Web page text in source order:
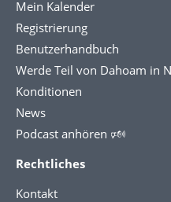
Mein Kalender
Registrierung
Benutzerhandbuch
Werde Teil von Dahoam in
Konditionen
News
Podcast anhören 🕬
Rechtliches
Kontakt